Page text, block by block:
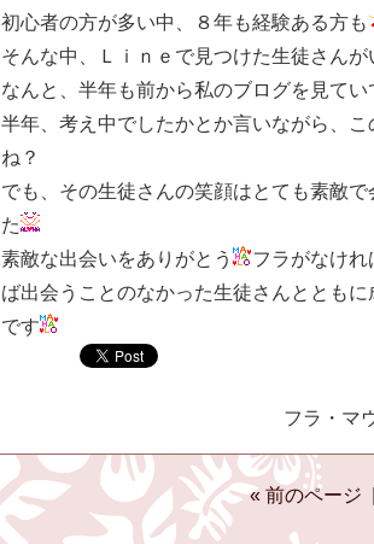
初心者の方が多い中、８年も経験ある方も
そんな中、Ｌｉｎｅで見つけた生徒さん
なんと、半年も前から私のブログを見てい
半年、考え中でしたかとか言いながら、
ね？
でも、その生徒さんの笑顔はとても素敵
た
素敵な出会いをありがとう
フラがなけ
ば出会うことのなかった生徒さんととも
です
フラ・マ
« 前のページ